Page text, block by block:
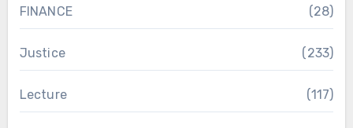
FINANCE (28)
Justice (233)
Lecture (117)